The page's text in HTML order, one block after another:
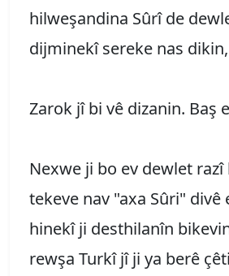
hilweşandina Sûrî de
dijminekî sereke nas
Zarok jî bi vê dizanin. Baş
Nexwe ji bo ev dewlet
tekeve nav "axa Sûri" divê
hinekî ji desthilanîn
rewşa Turkî jî ji ya berê